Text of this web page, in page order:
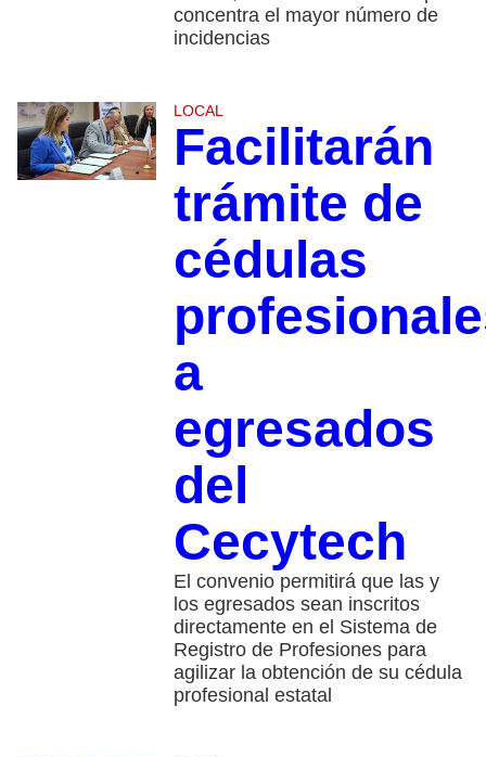
concentra el mayor número de
incidencias
LOCAL
Facilitarán
trámite de
cédulas
a
egresados
del
Cecytech
El convenio permitirá que las y
los egresados sean inscritos
directamente en el Sistema de
Registro de Profesiones para
agilizar la obtención de su cédula
profesional estatal